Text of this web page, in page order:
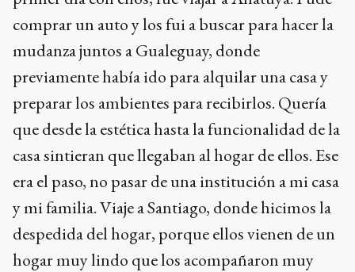
comprar un auto y los fui a buscar para hacer la
mudanza juntos a Gualeguay, donde
previamente había ido para alquilar una casa y
preparar los ambientes para recibirlos. Quería
que desde la estética hasta la funcionalidad de la
casa sintieran que llegaban al hogar de ellos. Ese
era el paso, no pasar de una institución a mi casa
y mi familia. Viaje a Santiago, donde hicimos la
despedida del hogar, porque ellos vienen de un
hogar muy lindo que los acompañaron muy